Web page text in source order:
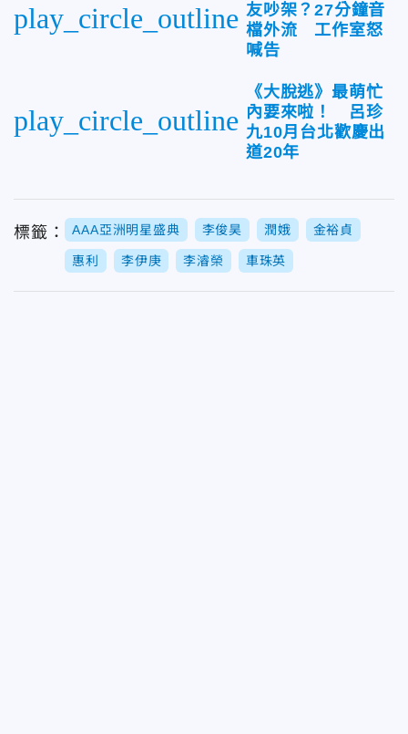
play_circle_outline 友吵架？27分鐘音
檔外流 工作室怒
喊告
play_circle_outline
《大脫逃》最萌忙
內要來啦！ 呂珍
九10月台北歡慶出
道20年
標籤： AAA亞洲明星盛典 李俊昊 潤娥 金裕貞
惠利 李伊庚 李濬榮 車珠英